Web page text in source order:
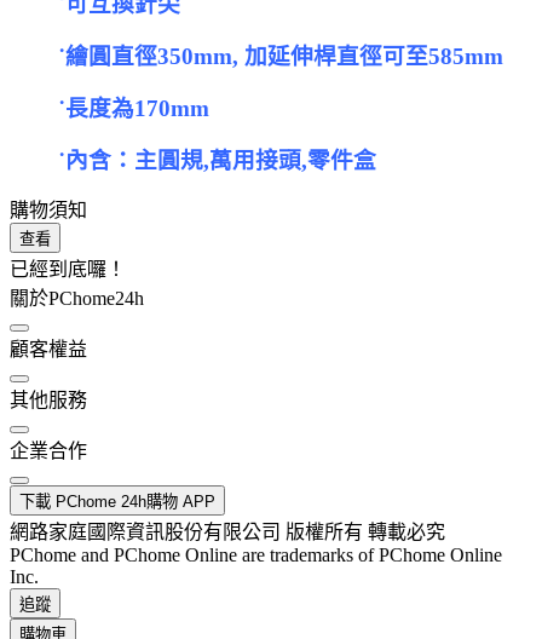
˙繪圓直徑350mm, 加延伸桿直徑可至585mm
˙長度為170mm
˙內含：主圓規,萬用接頭,零件盒
購物須知
查看
已經到底囉！
關於PChome24h
顧客權益
其他服務
企業合作
下載 PChome 24h購物 APP
網路家庭國際資訊股份有限公司 版權所有 轉載必究
PChome and PChome Online are trademarks of PChome Online
Inc.
追蹤
購物車